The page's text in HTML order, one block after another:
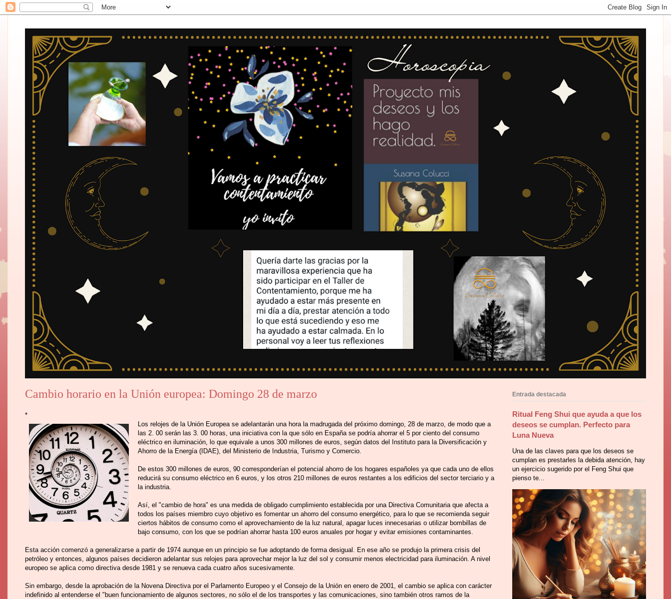
Cambio horario en la Unión europea: Domingo 28 de marzo
*
Los relojes de la Unión Europea se adelantarán una hora la madrugada del próximo domingo, 28 de marzo, de modo que a
las 2. 00 serán las 3. 00 horas, una iniciativa con la que sólo en España se podría ahorrar el 5 por ciento del consumo
eléctrico en iluminación, lo que equivale a unos 300 millones de euros, según datos del Instituto para la Diversificación y
Ahorro de la Energía (IDAE), del Ministerio de Industria, Turismo y Comercio.
De estos 300 millones de euros, 90 corresponderían el potencial ahorro de los hogares españoles ya que cada uno de ellos
reducirá su consumo eléctrico en 6 euros, y los otros 210 millones de euros restantes a los edificios del sector terciario y a
la industria.
Así, el "cambio de hora" es una medida de obligado cumplimiento establecida por una Directiva Comunitaria que afecta a
todos los países miembro cuyo objetivo es fomentar un ahorro del consumo energético, para lo que se recomienda seguir
ciertos hábitos de consumo como el aprovechamiento de la luz natural, apagar luces innecesarias o utilizar bombillas de
bajo consumo, con los que se podrían ahorrar hasta 100 euros anuales por hogar y evitar emisiones contaminantes.
Esta acción comenzó a generalizarse a partir de 1974 aunque en un principio se fue adoptando de forma desigual. En ese año se produjo la primera crisis del
petróleo y entonces, algunos países decidieron adelantar sus relojes para aprovechar mejor la luz del sol y consumir menos electricidad para iluminación. A nivel
europeo se aplica como directiva desde 1981 y se renueva cada cuatro años sucesivamente.
Sin embargo, desde la aprobación de la Novena Directiva por el Parlamento Europeo y el Consejo de la Unión en enero de 2001, el cambio se aplica con carácter
indefinido al entenderse el "buen funcionamiento de algunos sectores, no sólo el de los transportes y las comunicaciones, sino también otros ramos de la
Entrada destacada
Ritual Feng Shui que ayuda a que los
deseos se cumplan. Perfecto para
Luna Nueva
Una de las claves para que los deseos se
cumplan es prestarles la debida atención, hay
un ejercicio sugerido por el Feng Shui que
pienso te...